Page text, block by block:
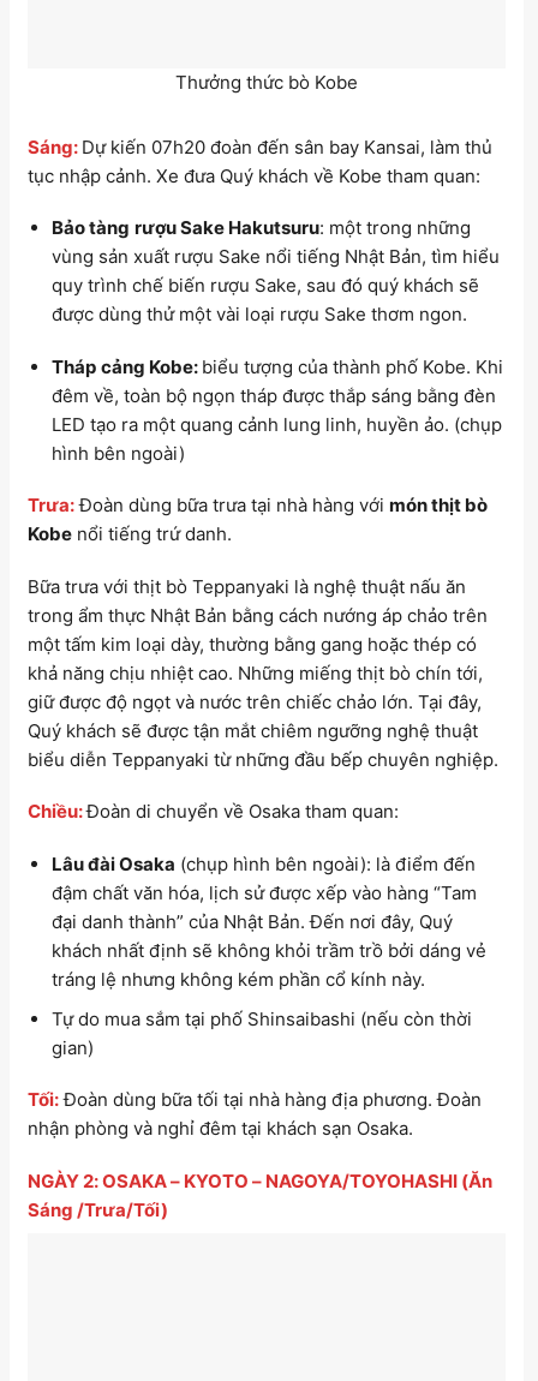
Thưởng thức bò Kobe
Sáng: Dự kiến 07h20 đoàn đến sân bay Kansai, làm thủ
tục nhập cảnh. Xe đưa Quý khách về Kobe tham quan:
Bảo tàng rượu Sake Hakutsuru: một trong những
vùng sản xuất rượu Sake nổi tiếng Nhật Bản, tìm hiểu
quy trình chế biến rượu Sake, sau đó quý khách sẽ
được dùng thử một vài loại rượu Sake thơm ngon.
Tháp cảng Kobe: biểu tượng của thành phố Kobe. Khi
đêm về, toàn bộ ngọn tháp được thắp sáng bằng đèn
LED tạo ra một quang cảnh lung linh, huyền ảo. (chụp
hình bên ngoài)
Trưa:Đoàn dùng bữa trưa tại nhà hàng với món thịt bò
Kobe nổi tiếng trứ danh.
Bữa trưa với thịt bò Teppanyaki là nghệ thuật nấu ăn
trong ẩm thực Nhật Bản bằng cách nướng áp chảo trên
một tấm kim loại dày, thường bằng gang hoặc thép có
khả năng chịu nhiệt cao. Những miếng thịt bò chín tới,
giữ được độ ngọt và nước trên chiếc chảo lớn. Tại đây,
Quý khách sẽ được tận mắt chiêm ngưỡng nghệ thuật
biểu diễn Teppanyaki từ những đầu bếp chuyên nghiệp.
Chiều:Đoàn di chuyển về Osaka tham quan:
Lâu đài Osaka (chụp hình bên ngoài): là điểm đến
đậm chất văn hóa, lịch sử được xếp vào hàng “Tam
đại danh thành” của Nhật Bản. Đến nơi đây, Quý
khách nhất định sẽ không khỏi trầm trồ bởi dáng vẻ
tráng lệ nhưng không kém phần cổ kính này.
Tự do mua sắm tại phố Shinsaibashi (nếu còn thời
gian)
Tối: Đoàn dùng bữa tối tại nhà hàng địa phương. Đoàn
nhận phòng và nghỉ đêm tại khách sạn Osaka.
NGÀY 2: OSAKA – KYOTO – NAGOYA/TOYOHASHI (Ăn
Sáng /Trưa/Tối)